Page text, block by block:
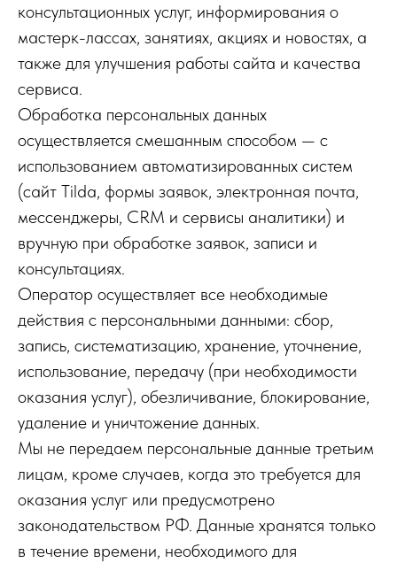
консультационных услуг, информирования о
мастерк-лассах, занятиях, акциях и новостях, а
также для улучшения работы сайта и качества
сервиса.
Обработка персональных данных
осуществляется смешанным способом — с
использованием автоматизированных систем
(сайт Tilda, формы заявок, электронная почта,
мессенджеры, CRM и сервисы аналитики) и
вручную при обработке заявок, записи и
консультациях.
Оператор осуществляет все необходимые
действия с персональными данными: сбор,
запись, систематизацию, хранение, уточнение,
использование, передачу (при необходимости
оказания услуг), обезличивание, блокирование,
удаление и уничтожение данных.
Мы не передаем персональные данные третьим
лицам, кроме случаев, когда это требуется для
оказания услуг или предусмотрено
законодательством РФ. Данные хранятся только
в течение времени, необходимого для